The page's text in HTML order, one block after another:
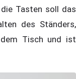
Tasten soll das
des Ständers,
Tisch und ist